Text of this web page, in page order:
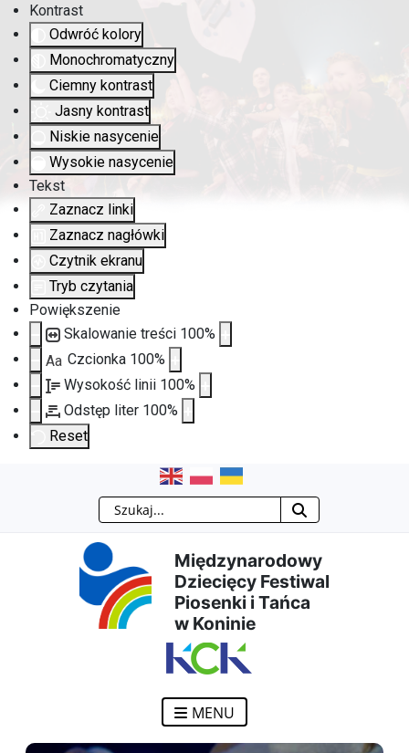
Kontrast
Odwróć kolory
Monochromatyczny
Ciemny kontrast
Jasny kontrast
Niskie nasycenie
Wysokie nasycenie
Tekst
Zaznacz linki
Zaznacz nagłówki
Czytnik ekranu
Tryb czytania
Powiększenie
Skalowanie treści 100%
Aa Czcionka 100%
Wysokość linii 100%
Odstęp liter 100%
Reset
Przejdź
treści
głównej
Przejdź
menu
nawigacyjnego
Przejdź
wyszukiwarki
Przejdź
mapy
strony
Szukaj
Międzynarodowy
Dziecięcy Festiwal
Piosenki i Tańca
w Koninie
MENU